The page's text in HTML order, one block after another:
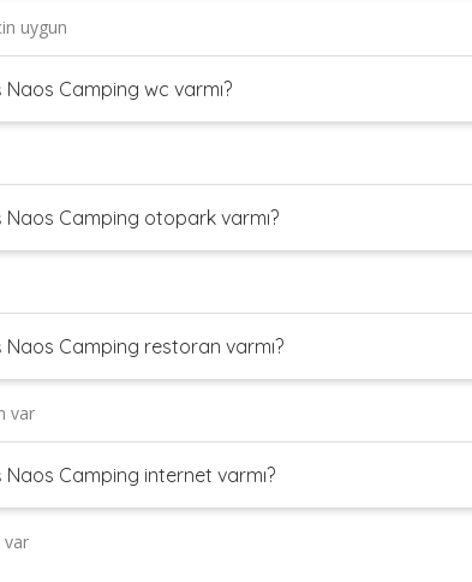
uygun
Naos Camping wc varmı?
Naos Camping otopark varmı?
Naos Camping restoran varmı?
var
Naos Camping internet varmı?
var